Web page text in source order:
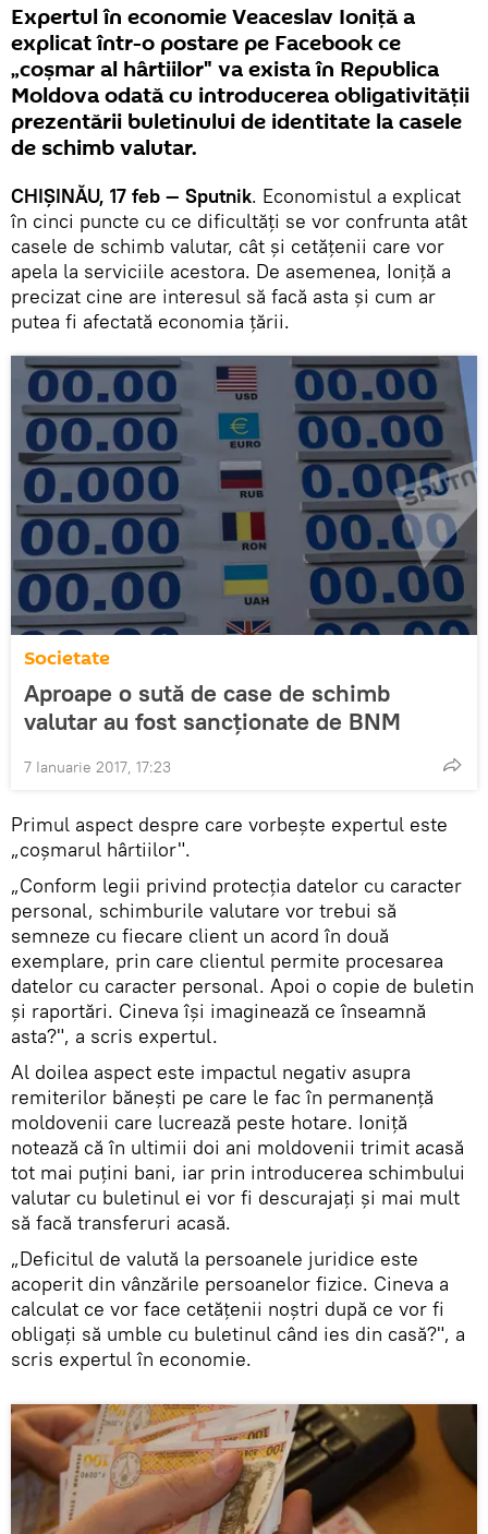
Expertul în economie Veaceslav Ioniță a
explicat într-o postare pe Facebook ce
„coșmar al hârtiilor" va exista în Republica
Moldova odată cu introducerea obligativității
prezentării buletinului de identitate la casele
de schimb valutar.
CHIȘINĂU, 17 feb — Sputnik. Economistul a explicat
în cinci puncte cu ce dificultăți se vor confrunta atât
casele de schimb valutar, cât și cetățenii care vor
apela la serviciile acestora. De asemenea, Ioniță a
precizat cine are interesul să facă asta și cum ar
putea fi afectată economia țării.
Societate
Aproape o sută de case de schimb
valutar au fost sancţionate de BNM
7 Ianuarie 2017, 17:23
Primul aspect despre care vorbește expertul este
„coșmarul hârtiilor".
„Conform legii privind protecția datelor cu caracter
personal, schimburile valutare vor trebui să
semneze cu fiecare client un acord în două
exemplare, prin care clientul permite procesarea
datelor cu caracter personal. Apoi o copie de buletin
și raportări. Cineva își imaginează ce înseamnă
asta?", a scris expertul.
Al doilea aspect este impactul negativ asupra
remiterilor bănești pe care le fac în permanență
moldovenii care lucrează peste hotare. Ioniță
notează că în ultimii doi ani moldovenii trimit acasă
tot mai puțini bani, iar prin introducerea schimbului
valutar cu buletinul ei vor fi descurajați și mai mult
să facă transferuri acasă.
„Deficitul de valută la persoanele juridice este
acoperit din vânzările persoanelor fizice. Cineva a
calculat ce vor face cetățenii noștri după ce vor fi
obligați să umble cu buletinul când ies din casă?", a
scris expertul în economie.